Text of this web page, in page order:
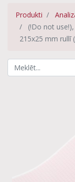
Produkti
(!Do not
215x25 mm rullī